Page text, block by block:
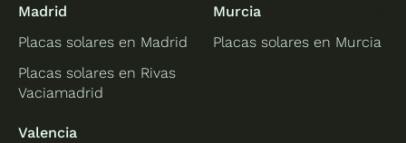
Madrid
Placas solares en Madrid
Placas solares en Rivas
Vaciamadrid
Murcia
Placas solares en Murcia
Valencia